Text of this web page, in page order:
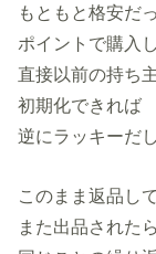
もともと格安だ
ポイントで購入
直接以前の持ち
初期化できれば
逆にラッキーだし
このまま返品し
また出品されたら